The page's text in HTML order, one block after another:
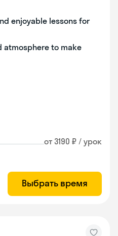
enjoyable lessons for
atmosphere to make
от 3190 ₽ / урок
Выбрать время